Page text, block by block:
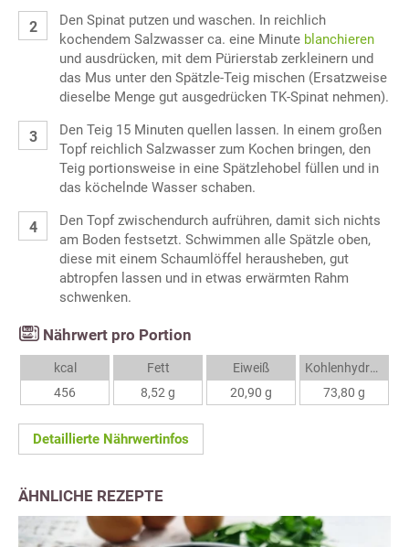
Den Spinat putzen und waschen. In reichlich
kochendem Salzwasser ca. eine Minute blanchieren
und ausdrücken, mit dem Pürierstab zerkleinern und
das Mus unter den Spätzle-Teig mischen (Ersatzweise
dieselbe Menge gut ausgedrücken TK-Spinat nehmen).
Den Teig 15 Minuten quellen lassen. In einem großen
Topf reichlich Salzwasser zum Kochen bringen, den
Teig portionsweise in eine Spätzlehobel füllen und in
das köchelnde Wasser schaben.
Den Topf zwischendurch aufrühren, damit sich nichts
am Boden festsetzt. Schwimmen alle Spätzle oben,
diese mit einem Schaumlöffel herausheben, gut
abtropfen lassen und in etwas erwärmten Rahm
schwenken.
Nährwert pro Portion
kcal
456
Fett
8,52 g
Eiweiß
20,90 g
Kohlenhydrate
73,80 g
Detaillierte Nährwertinfos
ÄHNLICHE REZEPTE